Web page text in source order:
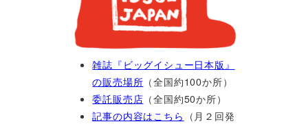
雑誌『ビッグイシュー日本版』
の販売場所 （全国約100か所）
委託販売店 （全国約50か所）
記事の内容はこちら （月２回発